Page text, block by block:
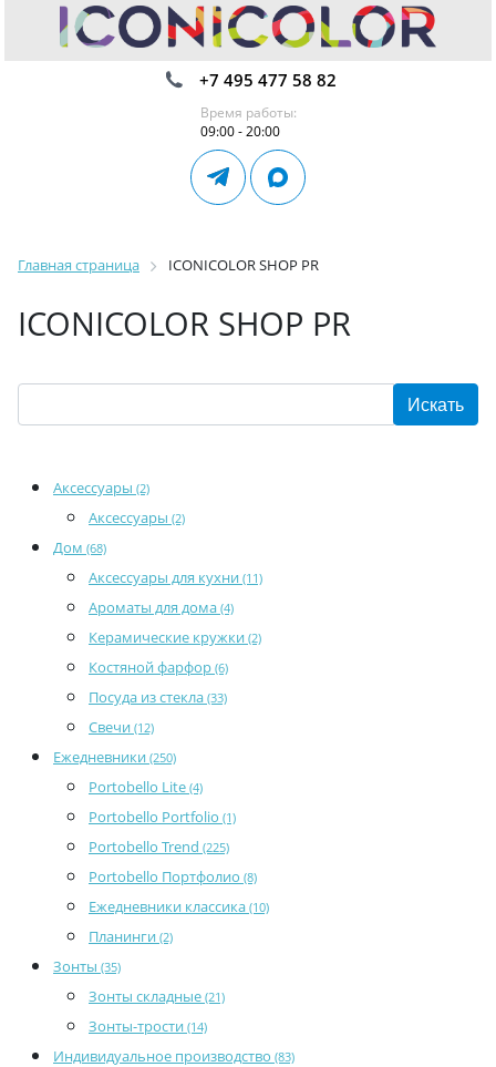
+7 495 477 58 82
Время работы:
09:00 - 20:00
Главная страница ICONICOLOR SHOP PR
ICONICOLOR SHOP PR
Аксессуары (2)
Аксессуары (2)
Дом (68)
Аксессуары для кухни (11)
Ароматы для дома (4)
Керамические кружки (2)
Костяной фарфор (6)
Посуда из стекла (33)
Свечи (12)
Ежедневники (250)
Portobello Lite (4)
Portobello Portfolio (1)
Portobello Trend (225)
Portobello Портфолио (8)
Ежедневники классика (10)
Планинги (2)
Зонты (35)
Зонты складные (21)
Зонты-трости (14)
Индивидуальное производство (83)